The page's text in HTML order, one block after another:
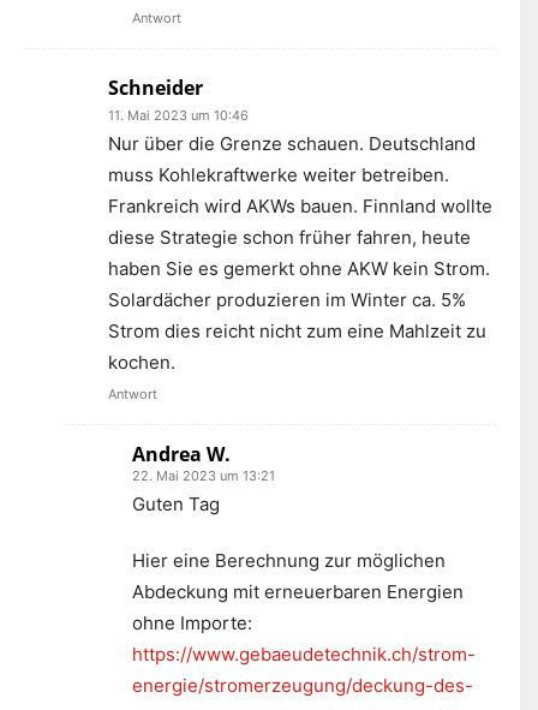
Antwort
Schneider
11. Mai 2023 um 10:46
Nur über die Grenze schauen. Deutschland
muss Kohlekraftwerke weiter betreiben.
Frankreich wird AKWs bauen. Finnland wollte
diese Strategie schon früher fahren, heute
haben Sie es gemerkt ohne AKW kein Strom.
Solardächer produzieren im Winter ca. 5%
Strom dies reicht nicht zum eine Mahlzeit zu
kochen.
Antwort
Andrea W.
22. Mai 2023 um 13:21
Guten Tag
Hier eine Berechnung zur möglichen
Abdeckung mit erneuerbaren Energien
ohne Importe:
https://www.gebaeudetechnik.ch/strom-
energie/stromerzeugung/deckung-des-